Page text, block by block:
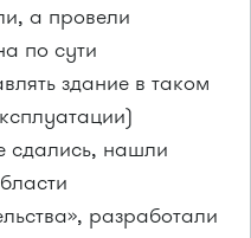
а провели
по сути
здание в таком
сдались, нашли
разработали